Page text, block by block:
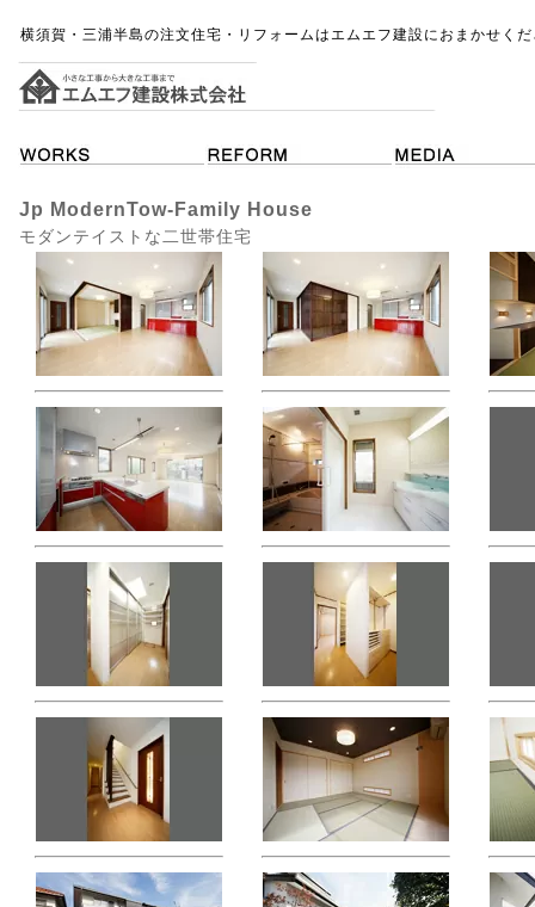
横須賀・三浦半島の注文住宅・リフォームはエムエフ建設におまかせく
Jp ModernTow-Family House
モダンテイストな二世帯住宅